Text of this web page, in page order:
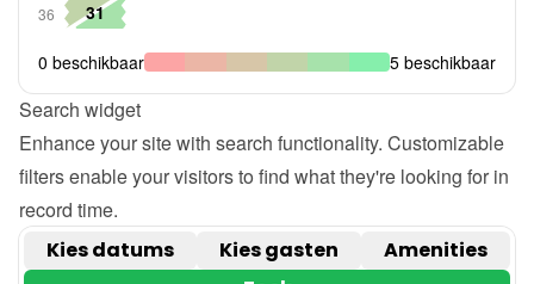
Search widget
Enhance your site with search functionality. Customizable
filters enable your visitors to find what they're looking for in
record time.